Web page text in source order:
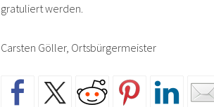
gratuliert werden.
Carsten Göller, Ortsbürgermeister